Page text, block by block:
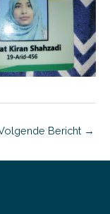
Bericht →